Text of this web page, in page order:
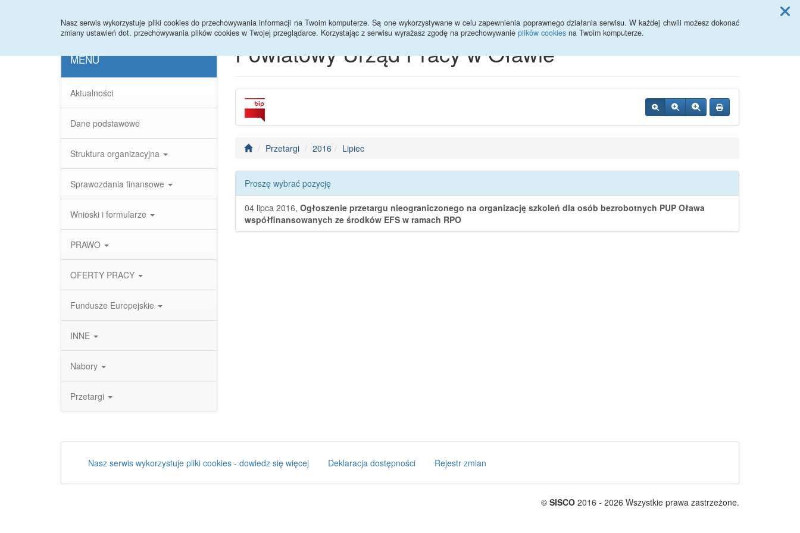
Nasz serwis wykorzystuje pliki cookies do przechowywania informacji na Twoim komputerze. Są one wykorzystywane w celu zapewnienia poprawnego działania serwisu. W każdej chwili możesz dokonać
zmiany ustawień dot. przechowywania plików cookies w Twojej przeglądarce. Korzystając z serwisu wyrażasz zgodę na przechowywanie plików cookies na Twoim komputerze.
MENU
Aktualności
Dane podstawowe
Struktura organizacyjna
Sprawozdania finansowe
Wnioski i formularze
PRAWO
OFERTY PRACY
Fundusze Europejskie
INNE
Nabory
Przetargi
Powiatowy Urząd Pracy w Oławie
Przetargi 2016 Lipiec
Proszę wybrać pozycję
04 lipca 2016, Ogłoszenie przetargu nieograniczonego na organizację szkoleń dla osób bezrobotnych PUP Oława
współfinansowanych ze środków EFS w ramach RPO
Nasz serwis wykorzystuje pliki cookies - dowiedz się więcej Deklaracja dostępności Rejestr zmian
© SISCO 2016 - 2026 Wszystkie prawa zastrzeżone.